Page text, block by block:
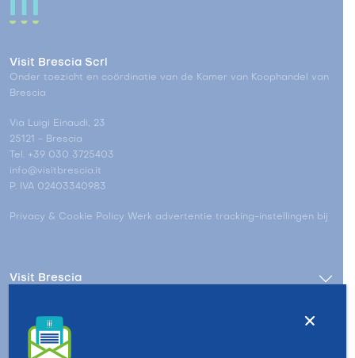
Visit Brescia Scrl
Onder toezicht en coördinatie van de Kamer van Koophandel van
Brescia
Via Luigi Einaudi, 23
25121 - Brescia
Tel. +39 030 3725403
info@visitbrescia.it
P. IVA 02403340983
Privacy & Cookie Policy Werk advertentie tracking-instellingen bij
Visit Brescia
Make/Live in Brescia